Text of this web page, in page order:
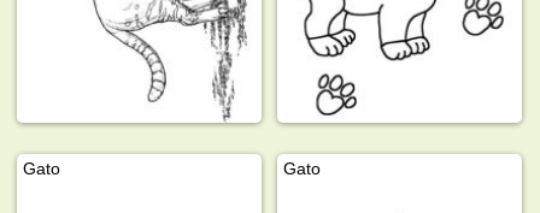
Gato Gato